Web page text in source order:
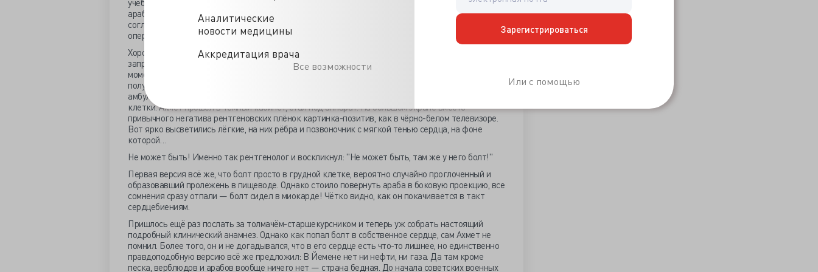
Аналитические
новости медицины
Аккредитация врача
Все возможности
Зарегистрироваться
Или с помощью
учёбу можешь продолжать. У Ахмета желание было. Тогда позвали ему в переводчики другого
араба-старшекусника и предложили операцию — хирургически закрыть этот дефект. Ахмет
согласен. Ну раз согласен — ложись в клинику Госпитальной Хирургии, там у нас сердце
оперируют.
Хорошо в СССР медицина бесплатная. В Штатах бы такая операция за сотню тысяч долларов
запросто зашкалила, даже ещё по тем «тяжеловесным» долларам 70-х. Ахмет пользуется
моментом — бегом на Госпиталку. Свою экзотическую форму сдал сестре-хозяйке, от неё же
получил халат и тапочки и айда на обследование. Клиническое обследование отличается от
амбулаторного своей дотошностью. Начало обычное — сдать анализы. Потом рентген грудной
клетки. Ахмет прошёл в тёмный кабинет, стал под аппарат. На большом экране вместо
привычного негатива рентгеновских плёнок картинка-позитив, как в чёрно-белом телевизоре.
Вот ярко высветились лёгкие, на них рёбра и позвоночник с мягкой тенью сердца, на фоне
которой…
Не может быть! Именно так рентгенолог и воскликнул: "Не может быть, там же у него болт!"
Первая версия всё же, что болт просто в грудной клетке, вероятно случайно проглоченный и
образовавший пролежень в пищеводе. Однако стоило повернуть араба в боковую проекцию, все
сомнения сразу отпали — болт сидел в миокарде! Чётко видно, как он покачивается в такт
сердцебиениям.
Пришлось ещё раз послать за толмачём-старшекурсником и теперь уж собрать настоящий
подробный клинический анамнез. Однако как попал болт в собственное сердце, сам Ахмет не
помнил. Более того, он и не догадывался, что в его сердце есть что-то лишнее, но единственно
правдоподобную версию всё же предложил: В Йемене нет ни нефти, ни газа. Да там кроме
песка, верблюдов и арабов вообще ничего нет — страна бедная. До начала советских военных